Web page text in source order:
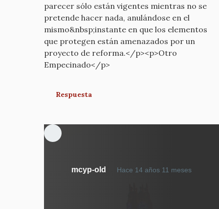
parecer sólo están vigentes mientras no se
pretende hacer nada, anulándose en el
mismo&nbsp;instante en que los elementos
que protegen están amenazados por un
proyecto de reforma.</p><p>Otro
Empecinado</p>
Respuesta
mcyp-old Hace 14 años 11 meses